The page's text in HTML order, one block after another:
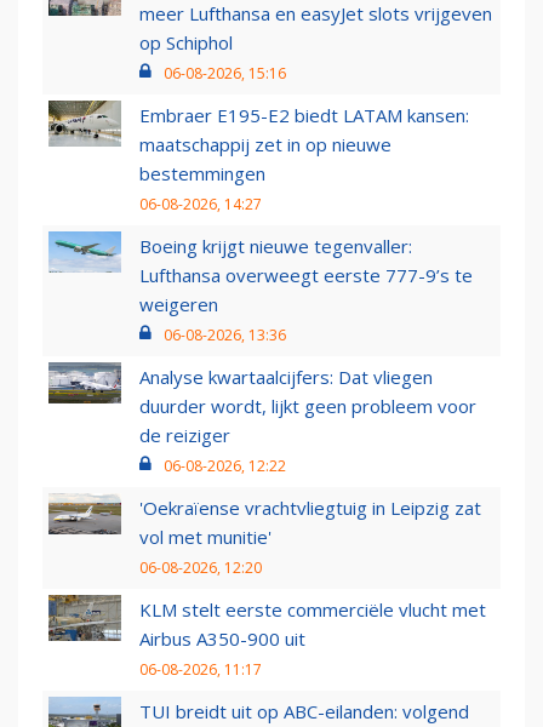
meer Lufthansa en easyJet slots vrijgeven
op Schiphol
06-08-2026, 15:16
Embraer E195-E2 biedt LATAM kansen:
maatschappij zet in op nieuwe
bestemmingen
06-08-2026, 14:27
Boeing krijgt nieuwe tegenvaller:
Lufthansa overweegt eerste 777-9’s te
weigeren
06-08-2026, 13:36
Analyse kwartaalcijfers: Dat vliegen
duurder wordt, lijkt geen probleem voor
de reiziger
06-08-2026, 12:22
'Oekraïense vrachtvliegtuig in Leipzig zat
vol met munitie'
06-08-2026, 12:20
KLM stelt eerste commerciële vlucht met
Airbus A350-900 uit
06-08-2026, 11:17
TUI breidt uit op ABC-eilanden: volgend